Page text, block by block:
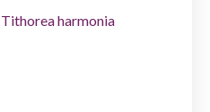
Tithorea harmonia